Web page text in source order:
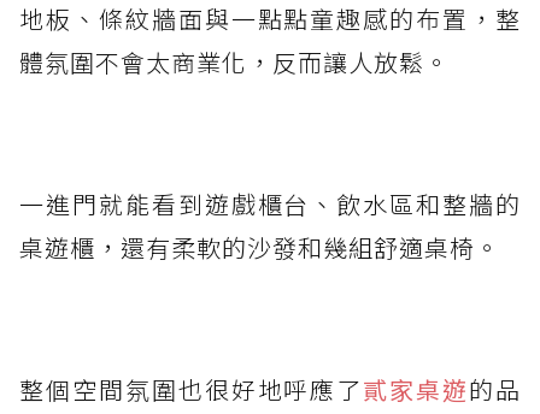
地板、條紋牆面與一點點童趣感的布置，整
體氛圍不會太商業化，反而讓人放鬆。
一進門就能看到遊戲櫃台、飲水區和整牆的
桌遊櫃，還有柔軟的沙發和幾組舒適桌椅。
整個空間氛圍也很好地呼應了貳家桌遊的品